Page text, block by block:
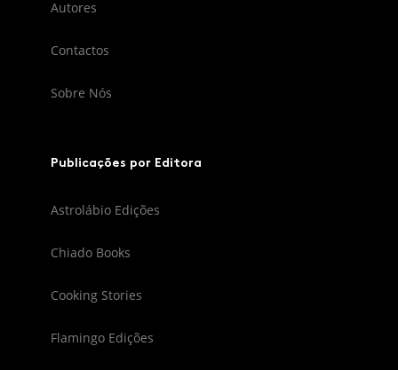
Autores
Contactos
Sobre Nós
Publicações por Editora
Astrolábio Edições
Chiado Books
Cooking Stories
Flamingo Edições